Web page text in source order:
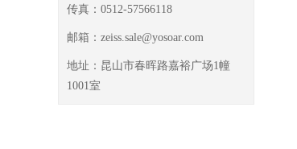
传真： 0512-57566118
邮箱： zeiss.sale@yosoar.com
地址： 昆山市春晖路嘉裕广场1幢
1001室